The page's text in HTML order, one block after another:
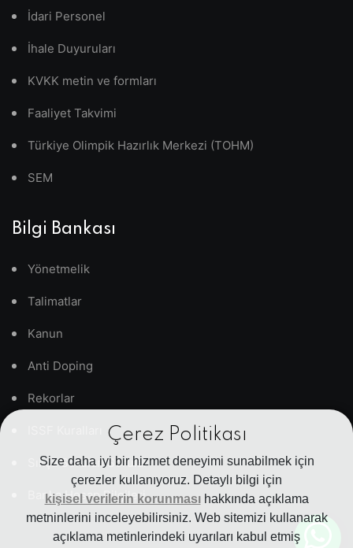
Çerez Politikası
Size daha iyi bir hizmet deneyimi sunabilmek için
çerezler kullanıyoruz. Detaylı bilgi için
kişisel verilerin korunmasıhakkında açıklama
metninlerini inceleyebilirsiniz. Web sitemizi kullanarak
açıklama metinlerindeki uyarıları kabul etmiş
İdari Personel
İhale Duyuruları
KVKK metin ve formları
Faaliyet Takvimi
Türkiye Olimpik Hazırlık Merkezi (TOHM)
SEM
Bilgi Bankası
Yönetmelik
Talimatlar
Kanun
Anti Doping
Rekorlar
Sıkça Sorulan Sorular
Banka Hesap Bilgileri